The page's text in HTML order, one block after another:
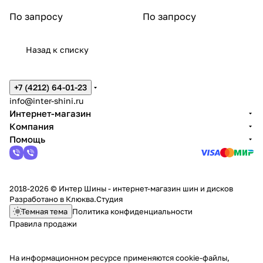
По запросу По запросу
Назад к списку
+7 (4212) 64-01-23
info@inter-shini.ru
Интернет-магазин
Компания
Помощь
2018-2026 © Интер Шины - интернет-магазин шин и дисков
Разработано в Клюква.Студия
Темная тема Политика конфиденциальности
Правила продажи
На информационном ресурсе применяютсяcookie-файлы,